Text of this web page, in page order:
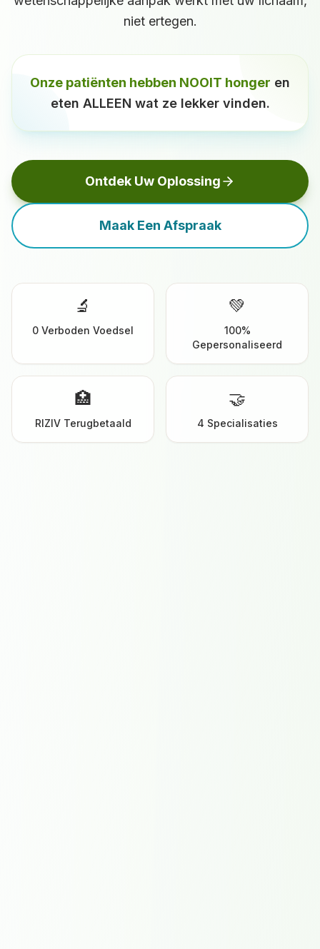
niet ertegen.
Onze patiënten hebben NOOIT honger en
eten ALLEEN wat ze lekker vinden.
Ontdek Uw Oplossing
Maak Een Afspraak
🔬
0 Verboden Voedsel
💚
100%
Gepersonaliseerd
🏥
RIZIV Terugbetaald
🤝
4 Specialisaties